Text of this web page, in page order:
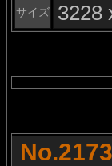
サイズ 3228